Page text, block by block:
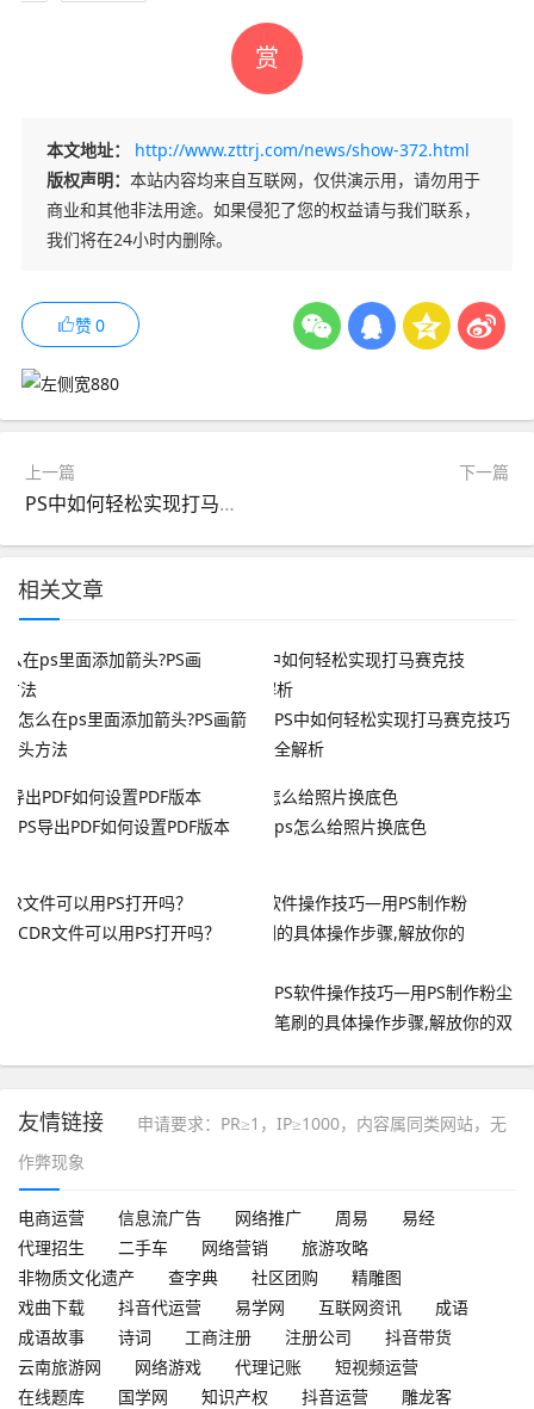
赏
本文地址：
http://www.zttrj.com/news/show-372.html
版权声明： 本站内容均来自互联网，仅供演示用，请勿用于
商业和其他非法用途。如果侵犯了您的权益请与我们联系，
我们将在24小时内删除。
赞0
上一篇
PS中如何轻松实现打马赛克技巧全解析
下一篇
相关文章
怎么在ps里面添加箭头?PS画箭
头方法
PS中如何轻松实现打马赛克技巧
全解析
PS导出PDF如何设置PDF版本 ps怎么给照片换底色
CDR文件可以用PS打开吗？
PS软件操作技巧—用PS制作粉尘
笔刷的具体操作步骤,解放你的双
友情链接
申请要求：PR≥1，IP≥1000，内容属同类网站，无
作弊现象
电商运营 信息流广告 网络推广 周易
易经
代理招生
二手车 网络营销
旅游攻略
非物质文化遗产
查字典 社区团购
精雕图
戏曲下载
抖音代运营 易学网 互联网资讯
成语
成语故事
诗词 工商注册 注册公司
抖音带货
云南旅游网
网络游戏 代理记账
短视频运营
在线题库
国学网 知识产权 抖音运营
雕龙客